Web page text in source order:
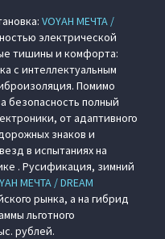
VOYAH МЕЧТА /
электрической
тишины и комфорта:
с интеллектуальным
Помимо
безопасность полный
от адаптивного
знаков и
в испытаниях на
. Русификация, зимний
МЕЧТА / DREAM
рынка, а на гибрид
льготного
рублей.